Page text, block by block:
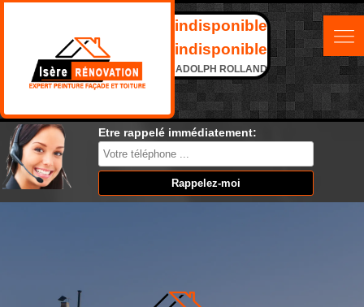
indisponible
indisponible
ADOLPH ROLLAND
Etre rappelé immédiatement: